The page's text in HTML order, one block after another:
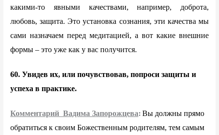
какими-то явными качествами, например, доброта,
любовь, защита. Это установка сознания, эти качества мы
сами назначаем перед медитацией, а вот какие внешние
формы – это уже как у вас получится.
60. Увидев их, или почувствовав, попроси защиты и
успеха в практике.
Комментарий Вадима Запорожцева: Вы должны прямо
обратиться к своим Божественным родителям, тем самым